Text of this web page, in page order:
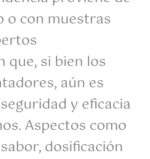
o con muestras
que, si bien los
aún es
y eficacia
Aspectos como
dosificación